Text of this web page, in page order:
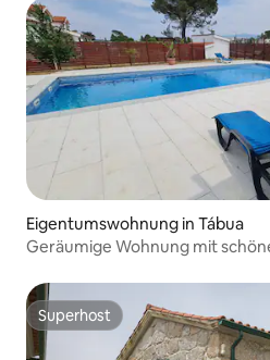
Eigentumswohnung in Tábua
Geräumige Wohnung mit
Superhost
Superhost